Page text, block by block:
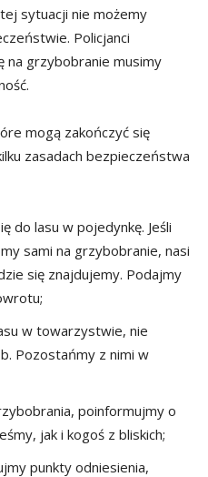
sytuacji nie możemy
Policjanci
na grzybobranie musimy
mogą zakończyć się
zasadach bezpieczeństwa
do lasu w pojedynkę. Jeśli
sami na grzybobranie, nasi
się znajdujemy. Podajmy
w towarzystwie, nie
Pozostańmy z nimi w
poinformujmy o
jak i kogoś z bliskich;
punkty odniesienia,